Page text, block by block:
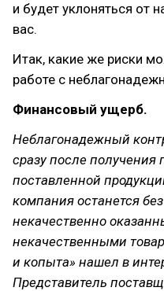
и будет уклоняться от
вас.
Итак, какие же риски
работе с
Финансовый ущерб.
Неблагонадежный
сразу после
поставленной
компания останется
некачественно
некачественными
и копыта» нашел в
Представитель